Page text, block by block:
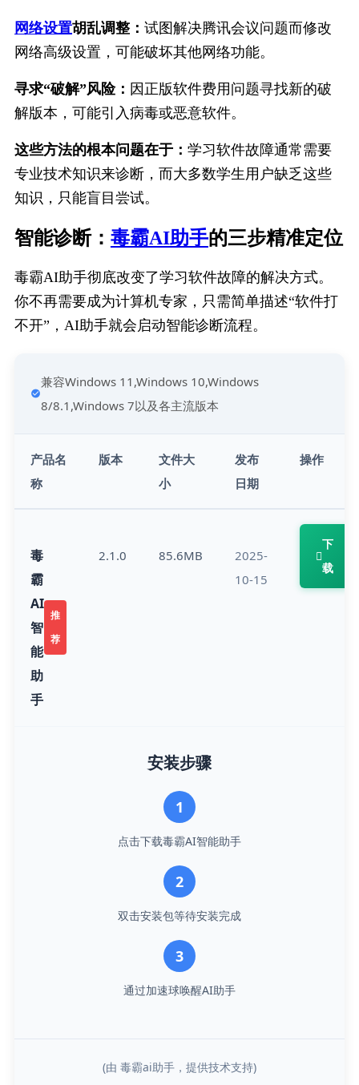
网络设置胡乱调整： 试图解决腾讯会议问题而修改
网络高级设置，可能破坏其他网络功能。
寻求“破解”风险： 因正版软件费用问题寻找新的破
解版本，可能引入病毒或恶意软件。
这些方法的根本问题在于： 学习软件故障通常需要
专业技术知识来诊断，而大多数学生用户缺乏这些
知识，只能盲目尝试。
智能诊断： 毒霸AI助手的三步精准定位
毒霸AI助手彻底改变了学习软件故障的解决方式。
你不再需要成为计算机专家，只需简单描述“软件打
不开”，AI助手就会启动智能诊断流程。
兼容Windows 11,Windows 10,Windows
8/8.1,Windows 7以及各主流版本
产品名
称
版本
文件大
小
发布
日期
操作
毒
霸
AI
智
能
助
手
推
荐
2.1.0 85.6MB
2025-
10-15
下
载
安装步骤
1
点击下载毒霸AI智能助手
2
双击安装包等待安装完成
3
通过加速球唤醒AI助手
(由 毒霸ai助手，提供技术支持)